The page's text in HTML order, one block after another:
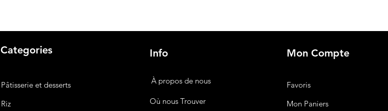
Categories
Pâtisserie et desserts
Riz
Info
Où nous Trouver
À propos de nous
Mon Compte
Favoris
Mon Paniers